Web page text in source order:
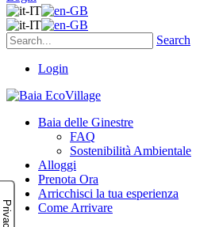
Search
Login
Baia delle Ginestre
FAQ
Sostenibilità Ambientale
Alloggi
Prenota Ora
Arricchisci la tua esperienza
Come Arrivare